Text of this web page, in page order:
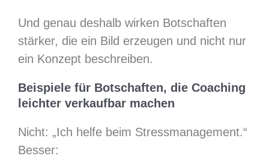
Und genau deshalb wirken Botschaften
stärker, die ein Bild erzeugen und nicht nur
ein Konzept beschreiben.
Beispiele für Botschaften, die Coaching
leichter verkaufbar machen
Nicht: „Ich helfe beim Stressmanagement.“
Besser: